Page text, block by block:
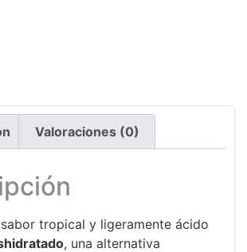
Valoraciones (0)
tropical y ligeramente ácido
, una alternativa